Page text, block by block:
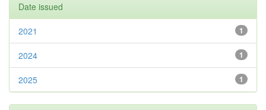
Date issued
1
2021
1
2024
1
2025